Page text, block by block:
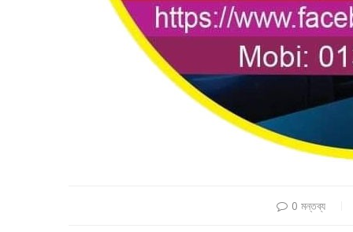
0 মন্তব্য